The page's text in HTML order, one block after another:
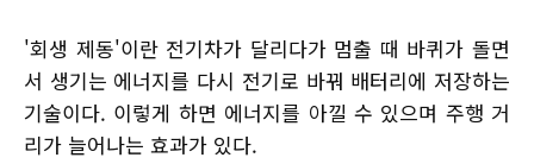
'회생 제동'이란 전기차가 달리다가 멈출 때 바퀴가 돌면
서 생기는 에너지를 다시 전기로 바꿔 배터리에 저장하는
기술이다. 이렇게 하면 에너지를 아낄 수 있으며 주행 거
리가 늘어나는 효과가 있다.